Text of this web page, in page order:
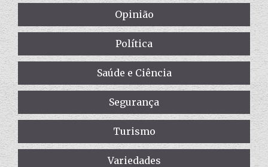
Opinião
Política
Saúde e Ciência
Segurança
Turismo
Variedades